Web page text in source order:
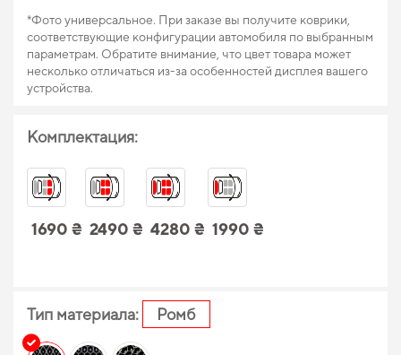
*Фото универсальное. При заказе вы получите коврики,
соответствующие конфигурации автомобиля по выбранным
параметрам. Обратите внимание, что цвет товара может
несколько отличаться из-за особенностей дисплея вашего
устройства.
Комплектация:
1690 ₴ 2490 ₴ 4280 ₴ 1990 ₴
Тип материала: Ромб